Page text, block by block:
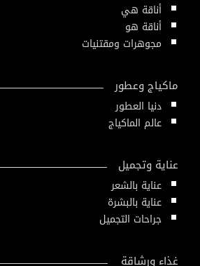
أناقة هي
أناقة هو
مجوهرات ومقتنيات
ماكياج وعطور
دنيا العطور
عالم الماكياج
عناية وتجميل
عناية بالشعر
عناية بالبشرة
جراحات التجميل
غذاء ورشاقة